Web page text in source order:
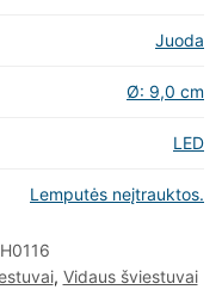
Juoda
Ø: 9,0 cm
LED
Lemputės neįtrauktos.
H0116
, Vidaus šviestuvai